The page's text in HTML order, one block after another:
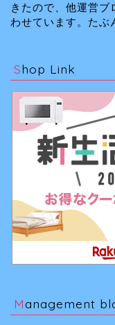
きたので、他運営ブ
わせています。たぶ
Shop Link
Management